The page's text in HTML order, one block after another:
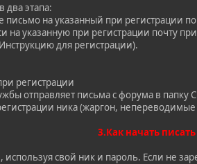
два этапа:
письмо на указанный при регистрации
на указанную при регистрации почту
для регистрации).
регистрации
отправляет письма с форума в папку
ника (жаргон, непереводимые
3.Как начать
свой ник и пароль. Если не